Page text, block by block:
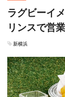
ラグビーイ
リンスで営
新横浜